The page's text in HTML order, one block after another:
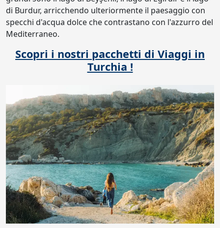
di Burdur, arricchendo ulteriormente il paesaggio con
specchi d'acqua dolce che contrastano con l'azzurro del
Mediterraneo.
Scopri i nostri pacchetti di Viaggi in
Turchia !